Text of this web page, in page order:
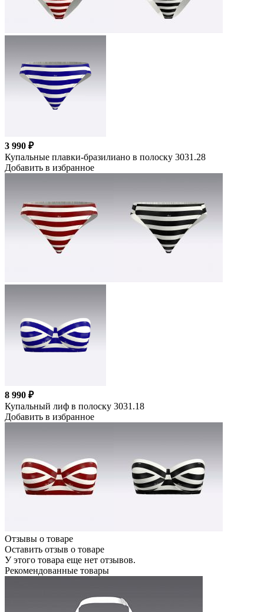
3 990 ₽
Купальные плавки-бразилиано в полоску 3031.28
Добавить в избранное
8 990 ₽
Купальный лиф в полоску 3031.18
Добавить в избранное
Отзывы о товаре
Оставить отзыв о товаре
У этого товара еще нет отзывов.
Рекомендованные товары